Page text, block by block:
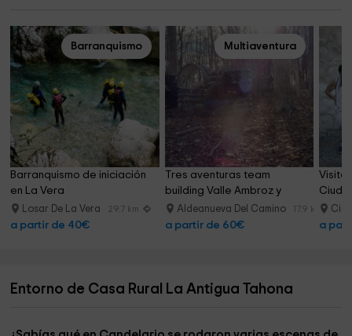
Barranquismo
Barranquismo de iniciación
en La Vera
Losar De La Vera 29.7 km
a partir de 40€
Multiaventura
Tres aventuras team
building Valle Ambroz y
comida
Aldeanueva Del Camino 17.9 km
a partir de 60€
Visita
a
Entorno de Casa Rural La Antigua Tahona